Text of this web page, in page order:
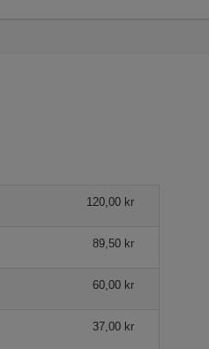
120,00 kr
89,50 kr
60,00 kr
37,00 kr